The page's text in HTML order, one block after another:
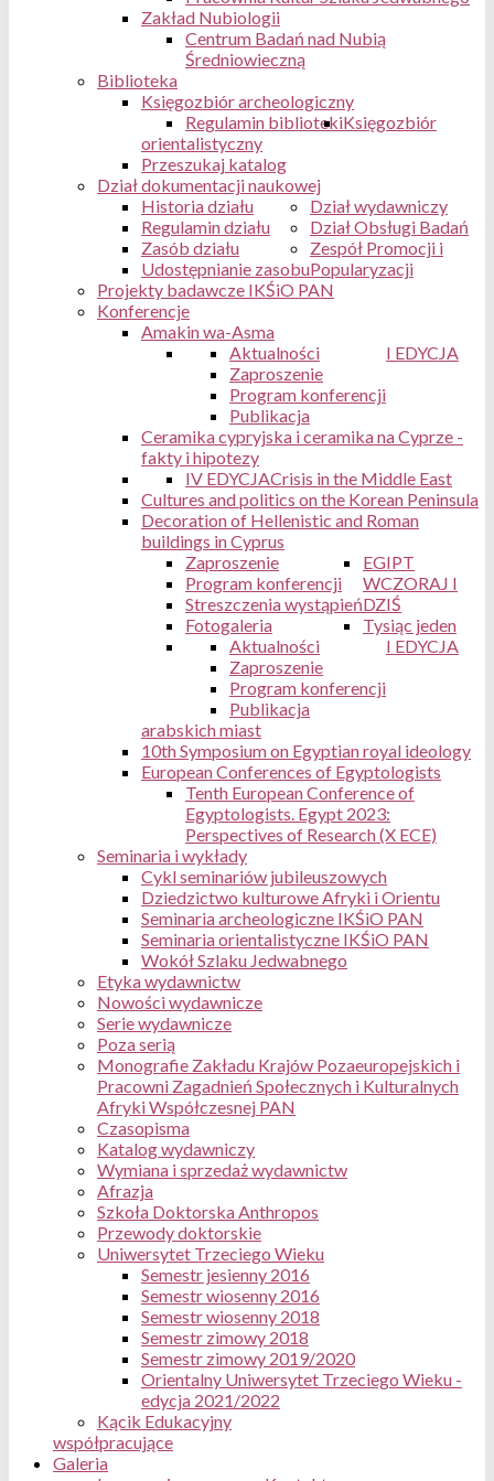
Zakład Nubiologii
Centrum Badań nad Nubią
Średniowieczną
Biblioteka
Księgozbiór archeologiczny
Regulamin bibliotekiKsięgozbiór
orientalistyczny
Przeszukaj katalog
Dział dokumentacji naukowej
Historia działu
Regulamin działu
Zasób działu
Udostępnianie zasobu
Dział wydawniczy
Dział Obsługi Badań
Zespół Promocji i
Popularyzacji
Projekty badawcze IKŚiO PAN
Konferencje
Amakin wa-Asma
I EDYCJA
Aktualności
Zaproszenie
Program konferencji
Publikacja
Ceramika cypryjska i ceramika na Cyprze -
fakty i hipotezy
Crisis in the Middle East
IV EDYCJA
Cultures and politics on the Korean Peninsula
Decoration of Hellenistic and Roman
buildings in Cyprus
Zaproszenie
Program konferencji
Streszczenia wystąpień
Fotogaleria
EGIPT
WCZORAJ I
DZIŚ
I EDYCJA
Aktualności
Zaproszenie
Program konferencji
Publikacja
Tysiąc jeden
arabskich miast
10th Symposium on Egyptian royal ideology
European Conferences of Egyptologists
Tenth European Conference of
Egyptologists. Egypt 2023:
Perspectives of Research (X ECE)
Seminaria i wykłady
Cykl seminariów jubileuszowych
Dziedzictwo kulturowe Afryki i Orientu
Seminaria archeologiczne IKŚiO PAN
Seminaria orientalistyczne IKŚiO PAN
Wokół Szlaku Jedwabnego
Etyka wydawnictw
Nowości wydawnicze
Serie wydawnicze
Poza serią
Monografie Zakładu Krajów Pozaeuropejskich i
Pracowni Zagadnień Społecznych i Kulturalnych
Afryki Współczesnej PAN
Czasopisma
Katalog wydawniczy
Wymiana i sprzedaż wydawnictw
Afrazja
Szkoła Doktorska Anthropos
Przewody doktorskie
Uniwersytet Trzeciego Wieku
Semestr jesienny 2016
Semestr wiosenny 2016
Semestr wiosenny 2018
Semestr zimowy 2018
Semestr zimowy 2019/2020
Orientalny Uniwersytet Trzeciego Wieku -
edycja 2021/2022
Kącik Edukacyjny
współpracujące
Galeria